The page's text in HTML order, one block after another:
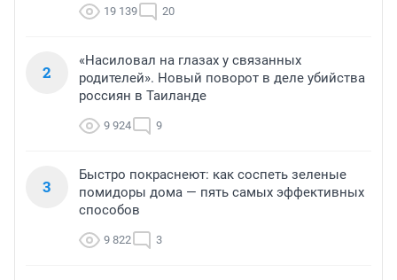
19 139 20
2
«Насиловал на глазах у связанных
родителей». Новый поворот в деле убийства
россиян в Таиланде
9 924 9
3
Быстро покраснеют: как соспеть зеленые
помидоры дома — пять самых эффективных
способов
9 822 3